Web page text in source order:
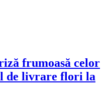
frumoasă celor
de livrare flori la